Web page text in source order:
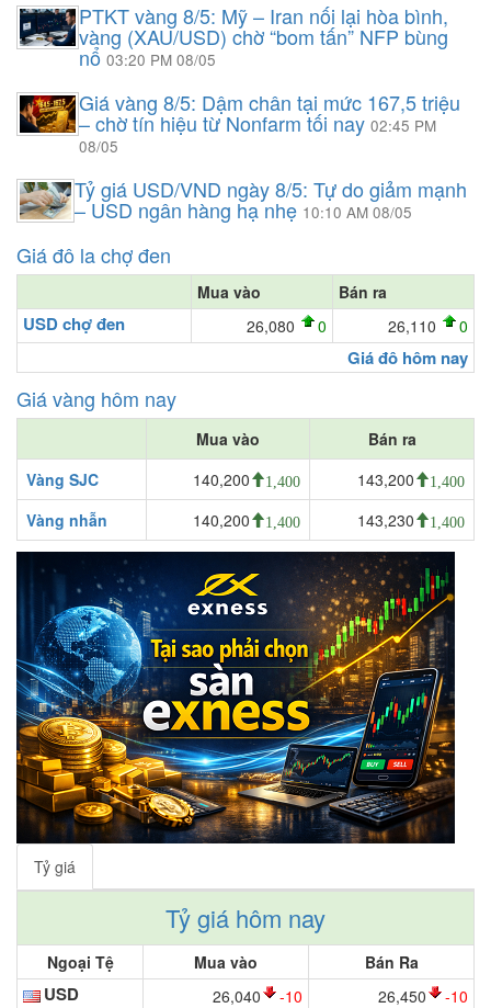
PTKT vàng 8/5: Mỹ – Iran nối lại hòa bình,
vàng (XAU/USD) chờ “bom tấn” NFP bùng
nổ 03:20 PM 08/05
Giá vàng 8/5: Dậm chân tại mức 167,5 triệu
– chờ tín hiệu từ Nonfarm tối nay 02:45 PM
08/05
Tỷ giá USD/VND ngày 8/5: Tự do giảm mạnh
– USD ngân hàng hạ nhẹ 10:10 AM 08/05
Giá đô la chợ đen
Mua vào Bán ra
USD chợ đen 26,080 0 26,110 0
Giá đô hôm nay
Giá vàng hôm nay
Mua vào
Bán ra
Vàng SJC
140,200 1,400 143,200 1,400
Vàng nhẫn 140,200 1,400 143,230 1,400
Tỷ giá
Tỷ giá hôm nay
Ngoại Tệ Mua vào Bán Ra
USD 26,040 -10 26,450 -10